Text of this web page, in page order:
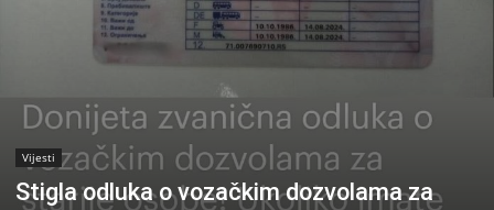
Vijesti
Stigla odluka o vozačkim dozvolama za